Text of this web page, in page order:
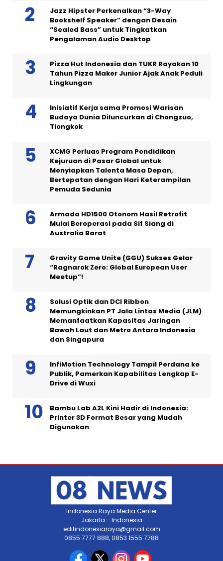
Jazz Hipster Perkenalkan “3-Way
Bookshelf Speaker” dengan Desain
“Sealed Bass” untuk Tingkatkan
Pengalaman Audio Desktop
Pizza Hut Indonesia dan TUKR Rayakan 10
Tahun Pizza Maker Junior Ajak Anak Peduli
Lingkungan
Inisiatif Kerja sama Promosi Warisan
Budaya Dunia Diluncurkan di Chongzuo,
Tiongkok
XCMG Perluas Program Pendidikan
Kejuruan di Pasar Global untuk
Menyiapkan Talenta Masa Depan,
Bertepatan dengan Hari Keterampilan
Pemuda Sedunia
Armada HD1500 Otonom Hasil Retrofit
Mulai Beroperasi pada Sif Siang di
Australia Barat
Gravity Game Unite (GGU) Sukses Gelar
“Ragnarok Zero: Global European User
Meetup”!
Solusi Optik dan DCI Ribbon
Memungkinkan PT Jala Lintas Media (JLM)
Memanfaatkan Kapasitas Jaringan
Bawah Laut dan Metro Antara Indonesia
dan Singapura
InfiMotion Technology Tampil Perdana ke
Publik, Pamerkan Kapabilitas Lengkap E-
Drive di Wuxi
Bambu Lab A2L Kini Hadir di Indonesia:
Printer 3D Format Besar yang Mudah
Digunakan
Indonesia Raya Media Center
Jakarta - Indonesia
editindonesiaraya@gmail.com
0855 7777 888, 0853 1555 7788